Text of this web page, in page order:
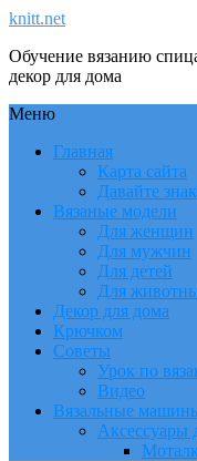
knitt.net
Обучение вязанию
декор для дома
Меню
Главная
Карта сайта
Давайте
Вязаные модели
Для женщин
Для мужчин
Для детей
Для
Декор для дома
Крючком
Советы
Урок по
Видео
Вязальные
Аксессуары